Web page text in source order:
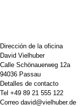
Dirección de la oficina
David Vielhuber
Calle Schönauerweg 12a
94036 Passau
Detalles de contacto
Tel +49 89 21 555 122
Correo david@vielhuber.de